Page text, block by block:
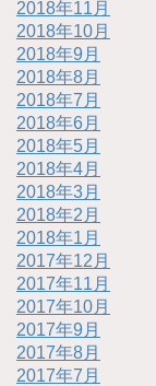
2018年11月
2018年10月
2018年9月
2018年8月
2018年7月
2018年6月
2018年5月
2018年4月
2018年3月
2018年2月
2018年1月
2017年12月
2017年11月
2017年10月
2017年9月
2017年8月
2017年7月